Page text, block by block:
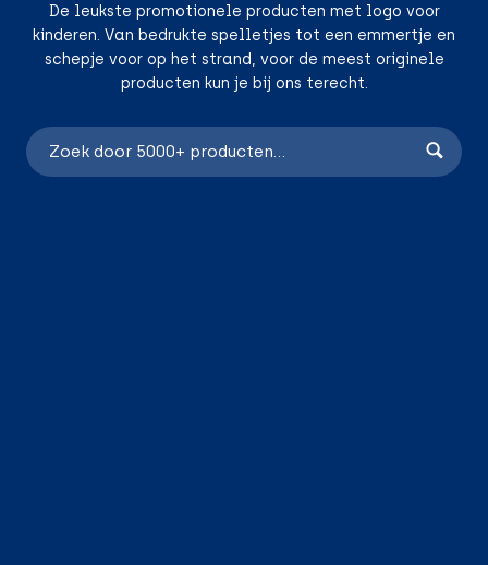
De leukste promotionele producten met logo voor
kinderen. Van bedrukte spelletjes tot een emmertje en
schepje voor op het strand, voor de meest originele
producten kun je bij ons terecht.